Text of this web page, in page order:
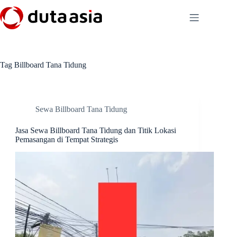
to
content
Tag Billboard Tana Tidung
Sewa Billboard Tana Tidung
Jasa Sewa Billboard Tana Tidung dan Titik Lokasi
Pemasangan di Tempat Strategis